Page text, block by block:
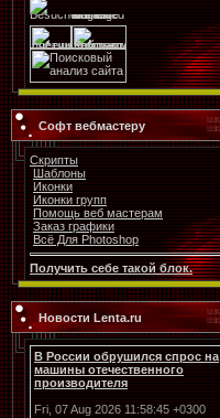
Софт вебмастеру
Скрипты
Шаблоны
Иконки
Иконки групп
Помощь веб мастерам
Заказ графики
Всё Для Photoshop
Получить себе такой блок.
Новости Lenta.ru
В России обрушился спрос на
машины отечественного
производителя
Fri, 07 Aug 2026 11:58:45 +0300